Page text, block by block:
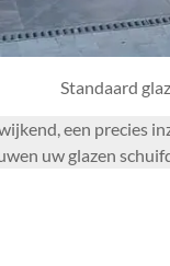
Standaard
een precies
uw glazen